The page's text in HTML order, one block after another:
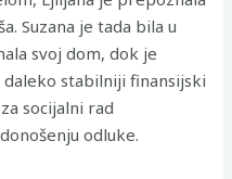
Suzana je tada bila u
svoj dom, dok je
stabilniji finansijski
socijalni rad
odluke.